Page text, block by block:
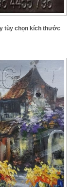
tùy chọn kích thước